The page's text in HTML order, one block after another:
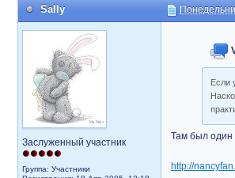
Sally
Заслуженный участник
Группа: Участники
Если
Там был один
http://